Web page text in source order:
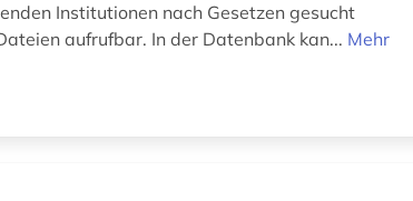
Institutionen nach Gesetzen gesucht
aufrufbar. In der Datenbank kan... Mehr